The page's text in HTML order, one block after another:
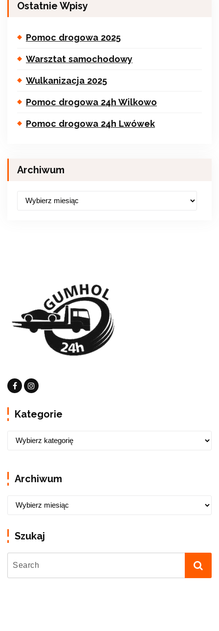
Ostatnie Wpisy
Pomoc drogowa 2025
Warsztat samochodowy
Wulkanizacja 2025
Pomoc drogowa 24h Wilkowo
Pomoc drogowa 24h Lwówek
Archiwum
Kategorie
Archiwum
Szukaj